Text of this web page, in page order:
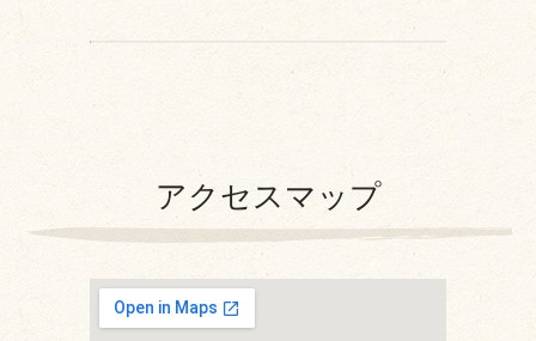
アクセスマップ